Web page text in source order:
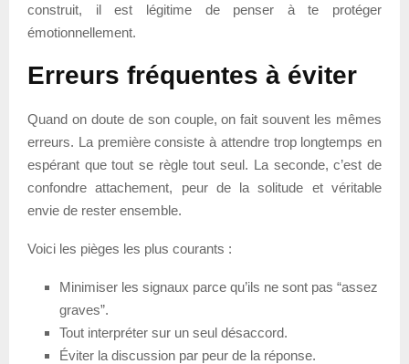
construit, il est légitime de penser à te protéger
émotionnellement.
Erreurs fréquentes à éviter
Quand on doute de son couple, on fait souvent les mêmes
erreurs. La première consiste à attendre trop longtemps en
espérant que tout se règle tout seul. La seconde, c’est de
confondre attachement, peur de la solitude et véritable
envie de rester ensemble.
Voici les pièges les plus courants :
Minimiser les signaux parce qu’ils ne sont pas “assez
graves”.
Tout interpréter sur un seul désaccord.
Éviter la discussion par peur de la réponse.